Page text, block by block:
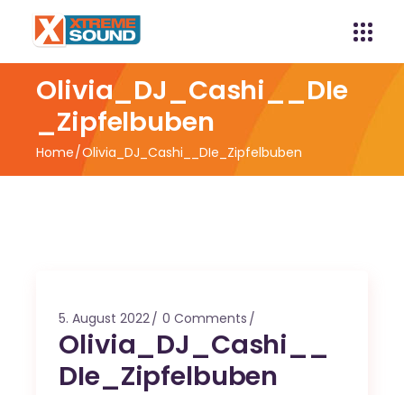
Olivia_DJ_Cashi__DIe
_Zipfelbuben
Home Olivia_DJ_Cashi__DIe_Zipfelbuben
5. August 2022 0 Comments
Olivia_DJ_Cashi__
DIe_Zipfelbuben